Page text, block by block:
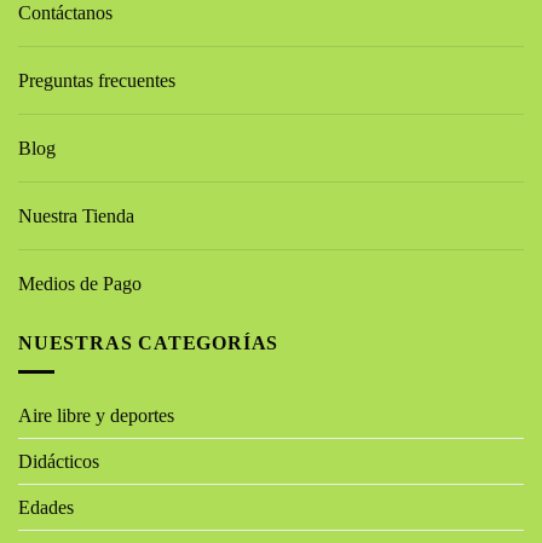
Contáctanos
Preguntas frecuentes
Blog
Nuestra Tienda
Medios de Pago
NUESTRAS CATEGORÍAS
Aire libre y deportes
Didácticos
Edades